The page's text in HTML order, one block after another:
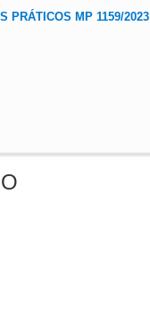
PRÁTICOS MP 1159/2023